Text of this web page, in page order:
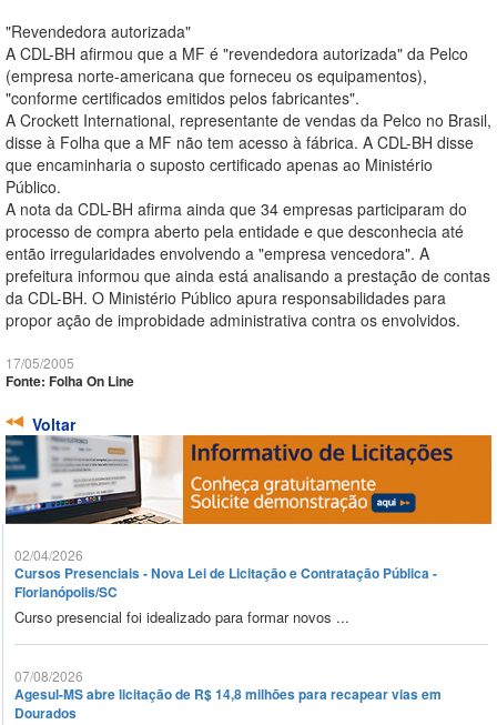
"Revendedora autorizada"
A CDL-BH afirmou que a MF é "revendedora autorizada" da Pelco
(empresa norte-americana que forneceu os equipamentos),
"conforme certificados emitidos pelos fabricantes".
A Crockett International, representante de vendas da Pelco no Brasil,
disse à Folha que a MF não tem acesso à fábrica. A CDL-BH disse
que encaminharia o suposto certificado apenas ao Ministério
Público.
A nota da CDL-BH afirma ainda que 34 empresas participaram do
processo de compra aberto pela entidade e que desconhecia até
então irregularidades envolvendo a "empresa vencedora". A
prefeitura informou que ainda está analisando a prestação de contas
da CDL-BH. O Ministério Público apura responsabilidades para
propor ação de improbidade administrativa contra os envolvidos.
17/05/2005
Fonte: Folha On Line
Voltar
02/04/2026
Cursos Presenciais - Nova Lei de Licitação e Contratação Pública -
Florianópolis/SC
Curso presencial foi idealizado para formar novos ...
07/08/2026
Agesul-MS abre licitação de R$ 14,8 milhões para recapear vias em
Dourados